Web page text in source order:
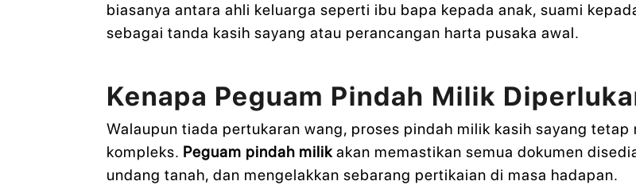
biasanya antara ahli keluarga seperti ibu bapa kepada anak, suami
sebagai tanda kasih sayang atau perancangan harta pusaka awal.
Kenapa Peguam Pindah Milik
Walaupun tiada pertukaran wang, proses pindah milik kasih sayang
kompleks. Peguam pindah milikakan memastikan semua dokumen
undang tanah, dan mengelakkan sebarang pertikaian di masa hadapan.